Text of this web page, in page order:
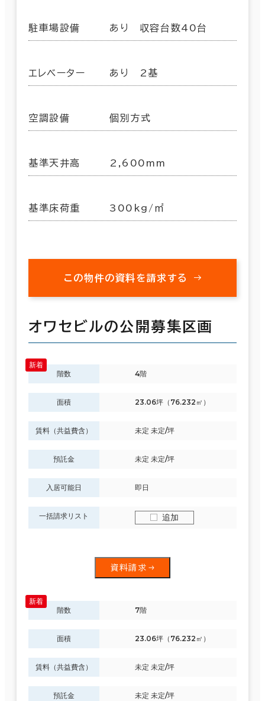
駐車場設備 あり 収容台数40台
エレベーター あり 2基
空調設備 個別方式
基準天井高 2,600mm
基準床荷重 300kg/㎡
この物件の資料を請求する
オワセビルの公開募集区画
階数 4階
面積 23.06坪（76.232㎡）
賃料（共益費含） 未定 未定/坪
預託金 未定 未定/坪
入居可能日 即日
一括請求リスト 追加
資料請求
階数 7階
面積 23.06坪（76.232㎡）
賃料（共益費含） 未定 未定/坪
預託金 未定 未定/坪